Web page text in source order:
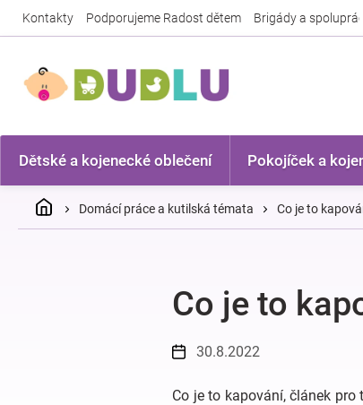
Kontakty Podporujeme Radost dětem Brigády a spolupráce
Dětské a kojenecké oblečení Pokojíček a
DomůDomácí práce a kutilská témata Co je to
Co je to
30.8.2022
Co je to kapování, článek